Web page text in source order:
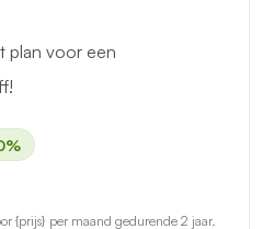
plan voor een
{prijs} per maand gedurende 2 jaar.